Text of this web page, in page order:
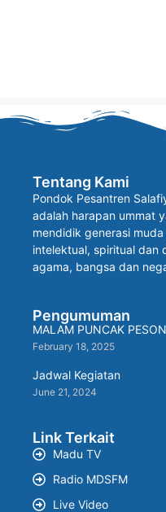
Tentang Kami
Pondok Pesantren
adalah harapan ummat
mendidik generasi
intelektual, spiritual dan
agama, bangsa dan
Pengumuman
MALAM PUNCAK
February 18, 2025
Jadwal Kegiatan
June 21, 2024
Link Terkait
Madu TV
Radio MDSFM
Live Video